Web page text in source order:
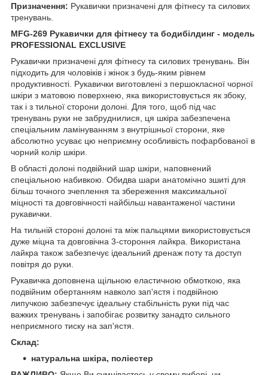
Призначення: Рукавички призначені для фітнесу та силових
тренувань.
MFG-269 Рукавички для фітнесу та бодибілдинг - модель
PROFESSIONAL EXCLUSIVE
Рукавички призначені для фітнесу та силових тренувань. Він
підходить для чоловіків і жінок з будь-яким рівнем
продуктивності. Рукавички виготовлені з першокласної чорної
шкіри з матовою поверхнею, яка використовується як збоку,
так і з тильної сторони долоні. Для того, щоб під час
тренувань руки не забруднилися, ця шкіра забезпечена
спеціальним ламінуванням з внутрішньої сторони, яке
абсолютно усуває цю неприємну особливість пофарбованої в
чорний колір шкіри.
В області долоні подвійний шар шкіри, наповнений
спеціальною набивкою. Обидва шари анатомічно зшиті для
більш точного зчеплення та збереження максимальної
міцності та довговічності найбільш навантаженої частини
рукавички.
На тильній стороні долоні та між пальцями використовується
дуже міцна та довговічна 3-стороння лайкра. Використана
лайкра також забезпечує ідеальний дренаж поту та доступ
повітря до руки.
Рукавичка доповнена щільною еластичною обмоткою, яка
подвійним обертанням навколо зап'ястя і подвійною
липучкою забезпечує ідеальну стабільність руки під час
важких тренувань і запобігає розвитку занадто сильного
неприємного тиску на зап'ястя.
Склад:
натуральна шкіра, поліестер